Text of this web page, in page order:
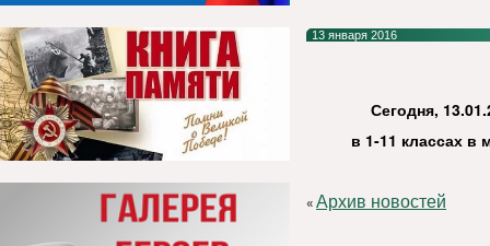
13 января 2016
Сегодня, 13
в 1-11 классах в
«Архив новостей